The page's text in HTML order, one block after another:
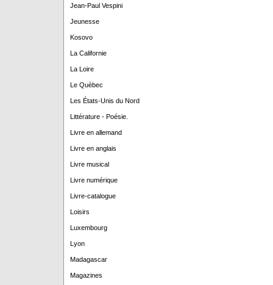
Jean-Paul Vespini
Jeunesse
Kosovo
La Californie
La Loire
Le Quèbec
Les États-Unis du Nord
Littérature - Poésie.
Livre en allemand
Livre en anglais
Livre musical
Livre numérique
Livre-catalogue
Loisirs
Luxembourg
Lyon
Madagascar
Magazines